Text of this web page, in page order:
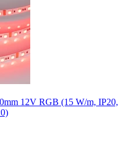
12V RGB (15 W/m, IP20,